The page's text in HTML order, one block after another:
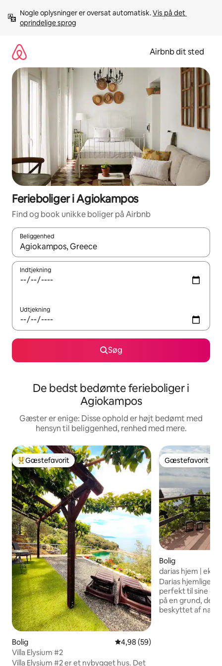
videre
Nogle oplysninger er oversat automatisk. Vis på det
oprindelige sprog
Airbnb dit sted
Ferieboliger i Agiokampos
Find og book unikke boliger på Airbnb
Beliggenhed
Når resultaterne er tilgængelige, skal du navigere med
Indtjekning
Udtjekning
Søg
De bedst bedømte ferieboliger i
Agiokampos
Gæster er enige: Disse ophold er højt bedømt med
hensyn til beliggenhed, renhed med mere.
Bedste gæstefavorit
Gæstefavorit
Bolig 4,98 ud af 5 i gennemsnitlig
4,98 (59)
Villa Elysium #2
Villa Elysium #2 er et nybygget hus. Det
Gæstefavorit
Gæstefavorit
Bolig
darias hjem |
Darias hjemlige
perfekt til sine
på en grund, der
beskyttet af naturen. Det 85